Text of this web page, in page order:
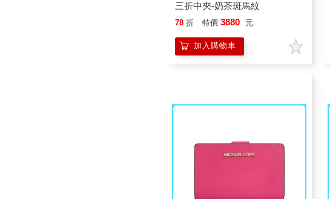
三折中夾-奶茶斑馬紋
78 折 特價 3880 元
加入購物車